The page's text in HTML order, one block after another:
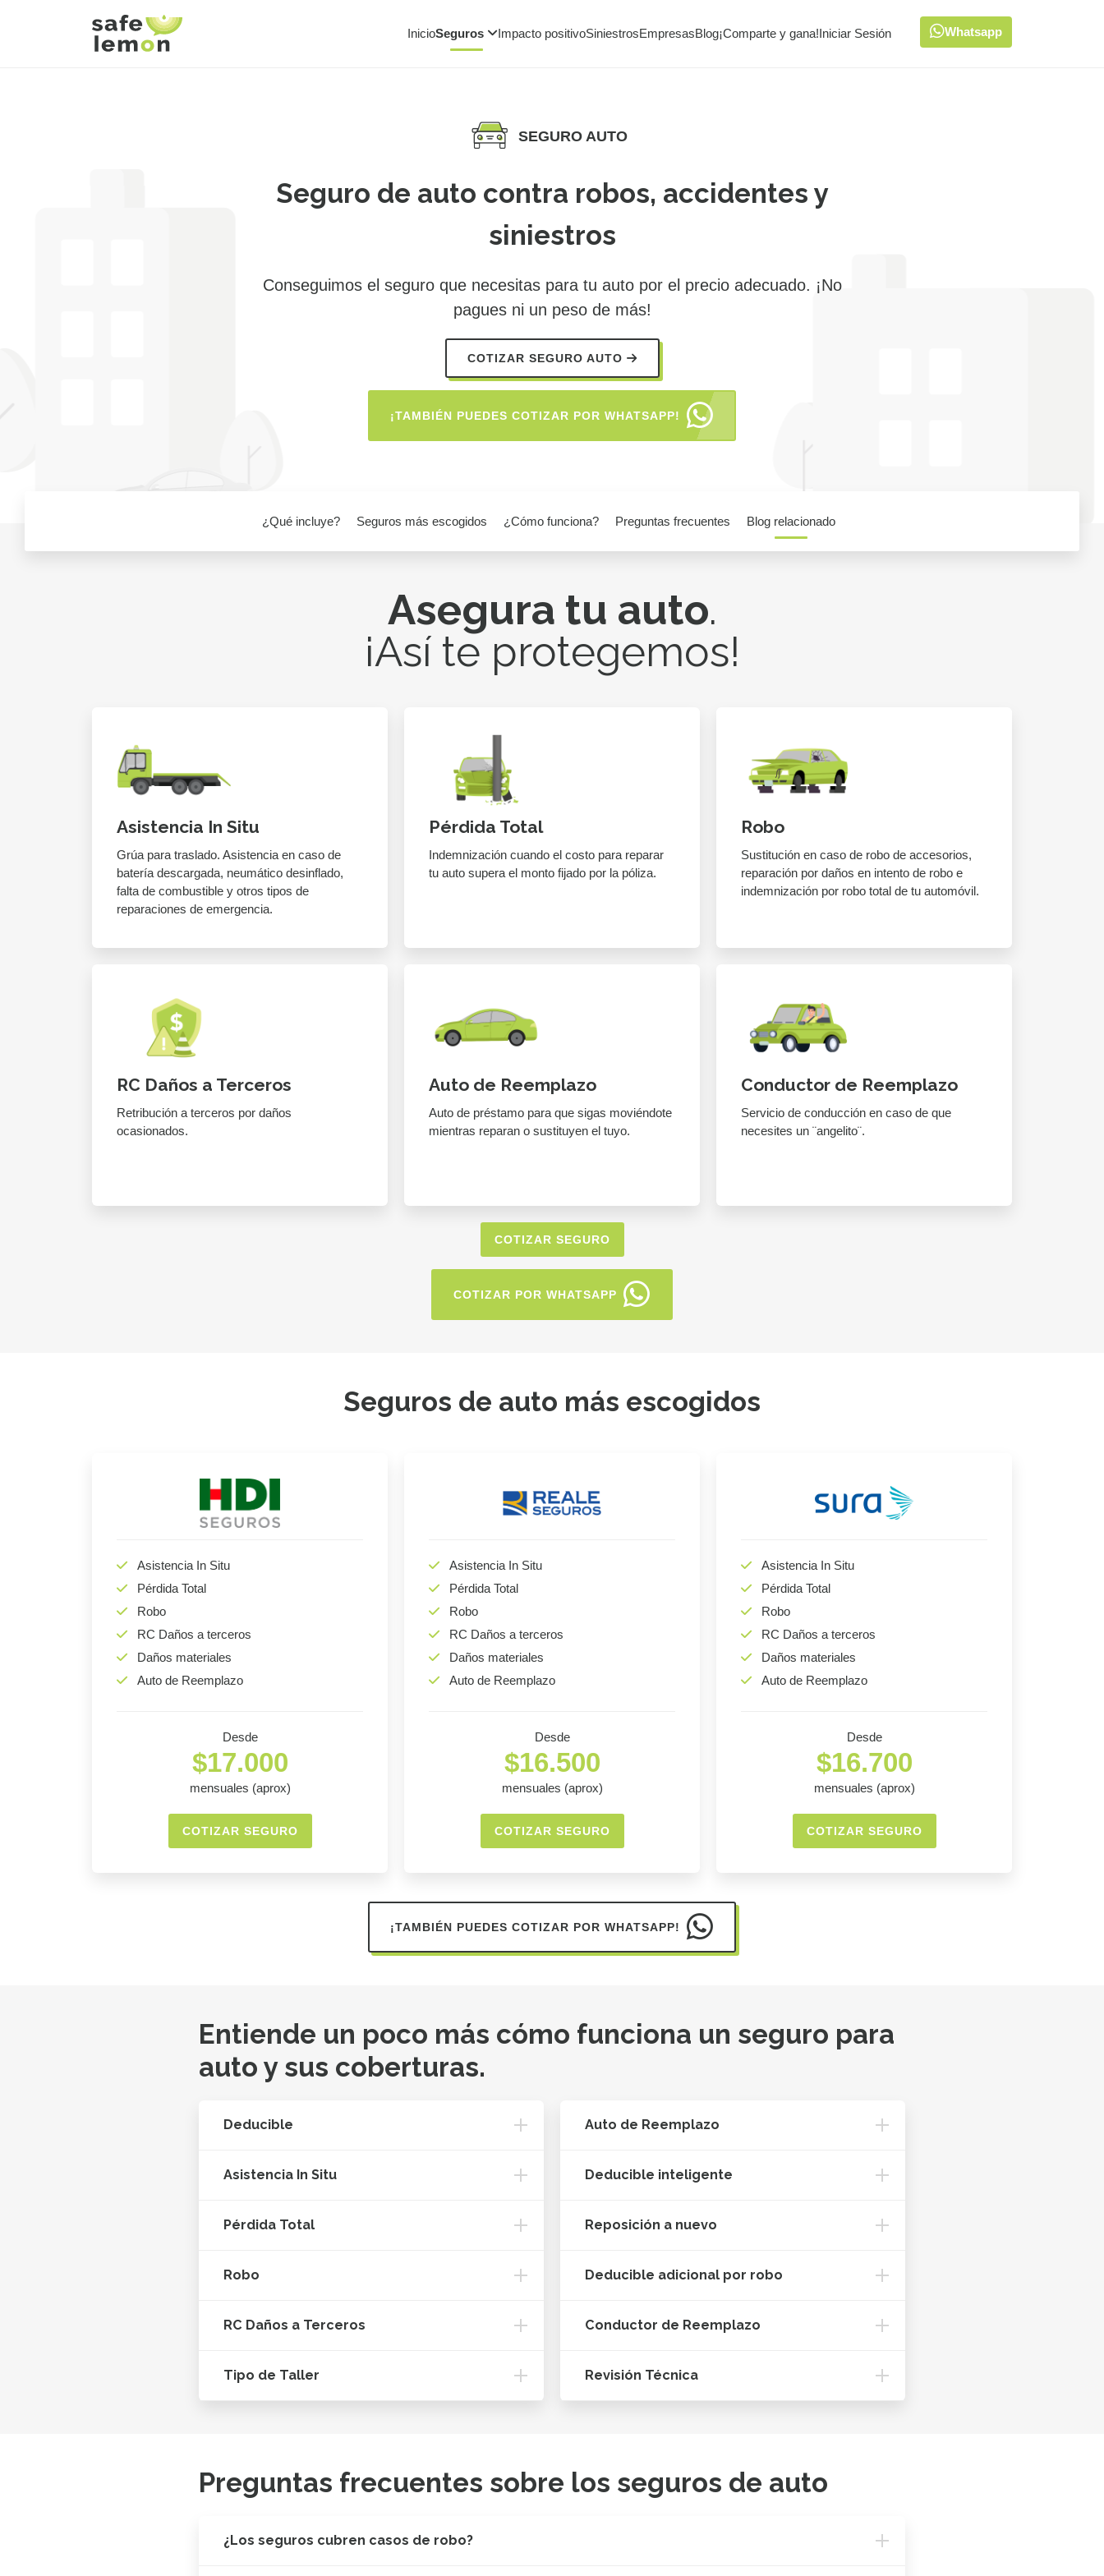
InicioSeguros Impacto positivoSiniestrosEmpresasBlog¡Comparte y gana!Iniciar Sesión Whatsapp
SEGURO AUTO
Seguro de auto contra robos, accidentes y
siniestros
Conseguimos el seguro que necesitas para tu auto por el precio adecuado. ¡No
pagues ni un peso de más!
COTIZAR SEGURO AUTO
¡TAMBIÉN PUEDES COTIZAR POR WHATSAPP!
¿Qué incluye? Seguros más escogidos ¿Cómo funciona? Preguntas frecuentes Blog relacionado
Asegura tu auto.
¡Así te protegemos!
Asistencia In Situ
Grúa para traslado. Asistencia en caso de
batería descargada, neumático desinflado,
falta de combustible y otros tipos de
reparaciones de emergencia.
Pérdida Total
Indemnización cuando el costo para reparar
tu auto supera el monto fijado por la póliza.
Robo
Sustitución en caso de robo de accesorios,
reparación por daños en intento de robo e
indemnización por robo total de tu automóvil.
RC Daños a Terceros
Retribución a terceros por daños
ocasionados.
Auto de Reemplazo
Auto de préstamo para que sigas moviéndote
mientras reparan o sustituyen el tuyo.
Conductor de Reemplazo
Servicio de conducción en caso de que
necesites un ¨angelito¨.
COTIZAR SEGURO
COTIZAR POR WHATSAPP
Seguros de auto más escogidos
Asistencia In Situ
Pérdida Total
Robo
RC Daños a terceros
Daños materiales
Auto de Reemplazo
Desde
$17.000
mensuales (aprox)
COTIZAR SEGURO
Asistencia In Situ
Pérdida Total
Robo
RC Daños a terceros
Daños materiales
Auto de Reemplazo
Desde
$16.500
mensuales (aprox)
COTIZAR SEGURO
Asistencia In Situ
Pérdida Total
Robo
RC Daños a terceros
Daños materiales
Auto de Reemplazo
Desde
$16.700
mensuales (aprox)
COTIZAR SEGURO
¡TAMBIÉN PUEDES COTIZAR POR WHATSAPP!
Entiende un poco más cómo funciona un seguro para
auto y sus coberturas.
Deducible
Asistencia In Situ
Pérdida Total
Robo
RC Daños a Terceros
Tipo de Taller
Auto de Reemplazo
Deducible inteligente
Reposición a nuevo
Deducible adicional por robo
Conductor de Reemplazo
Revisión Técnica
Preguntas frecuentes sobre los seguros de auto
¿Los seguros cubren casos de robo?